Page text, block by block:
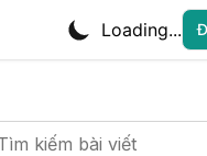
Loading...
Cheatsheets